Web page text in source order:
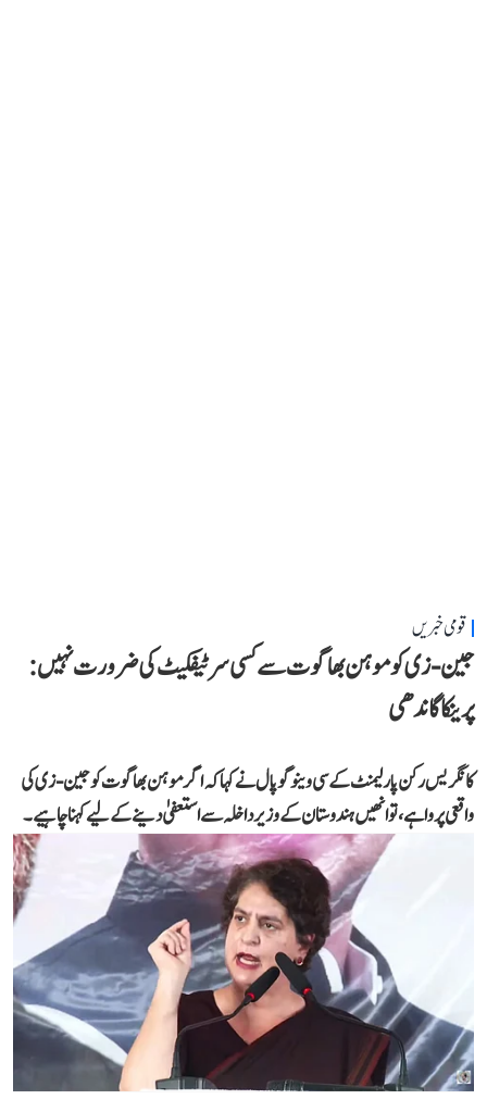
قومی خبریں
جین-زی کو موہن بھاگوت سے کسی سرٹیفکیٹ کی ضرورت نہیں:
پرینکا گاندھی
کانگریس رکن پارلیمنٹ کے سی وینوگوپال نے کہا کہ اگر موہن بھاگوت کو جین-زی کی
واقعی پروا ہے، تو انھیں ہندوستان کے وزیر داخلہ سے استعفیٰ دینے کے لیے کہنا چاہیے۔